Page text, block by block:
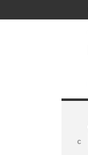
с